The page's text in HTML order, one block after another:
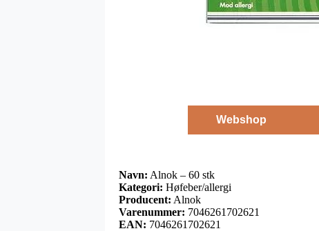
Webshop
Navn: Alnok – 60 stk
Kategori: Høfeber/allergi
Producent: Alnok
Varenummer: 7046261702621
EAN: 7046261702621